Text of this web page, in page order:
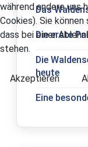
Das
Die erste
Die
heute
Eine
während andere uns
Cookies). Sie
dass bei einer
stehen.
Akzeptieren